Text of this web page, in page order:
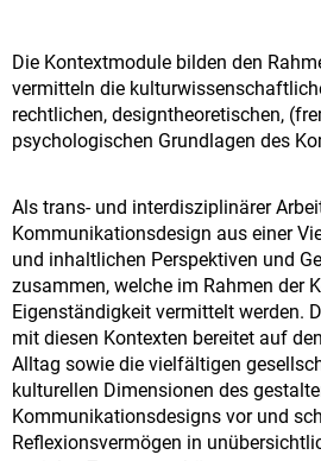
Die Kontextmodule bilden den
vermitteln die
rechtlichen, designtheoretischen,
psychologischen Grundlagen des
Als trans- und interdisziplinärer
Kommunikationsdesign aus einer
und inhaltlichen Perspektiven und
zusammen, welche im Rahmen der
Eigenständigkeit vermittelt werden.
mit diesen Kontexten bereitet auf
Alltag sowie die vielfältigen
kulturellen Dimensionen des
Kommunikationsdesigns vor und
Reflexionsvermögen in